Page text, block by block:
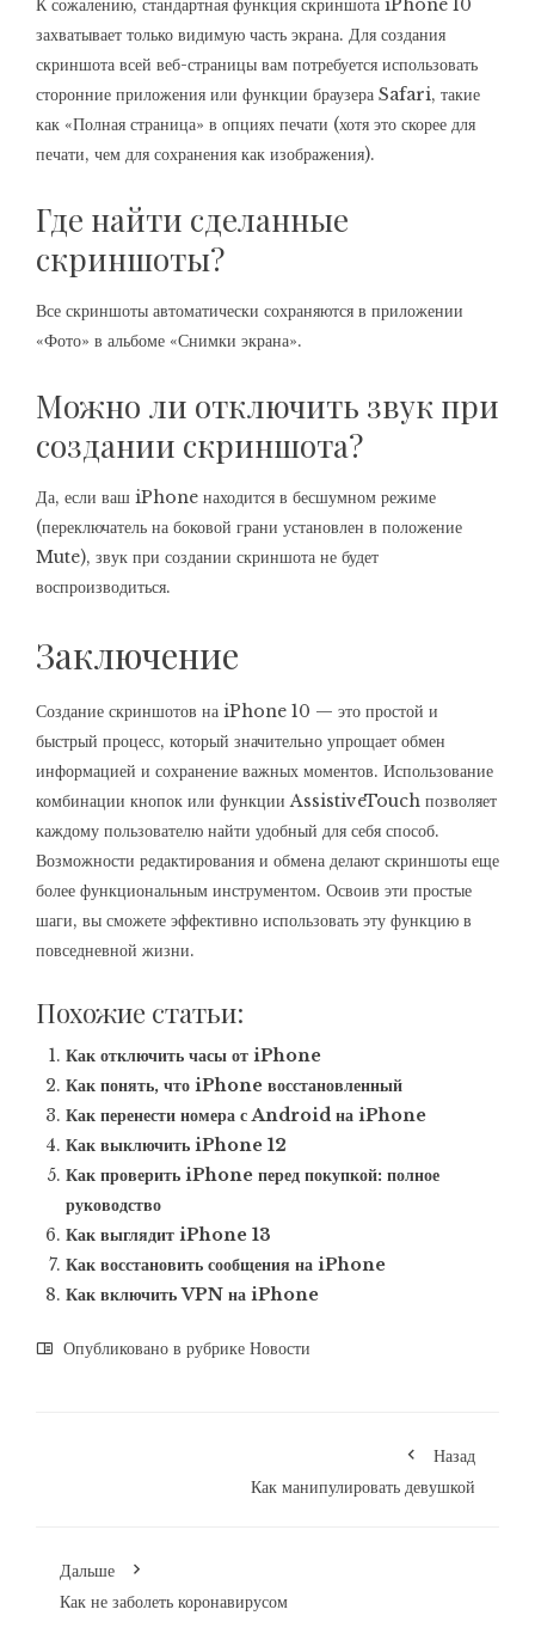
К сожалению, стандартная функция скриншота iPhone 10
захватывает только видимую часть экрана. Для создания
скриншота всей веб-страницы вам потребуется использовать
сторонние приложения или функции браузера Safari, такие
как «Полная страница» в опциях печати (хотя это скорее для
печати, чем для сохранения как изображения).
Где найти сделанные
скриншоты?
Все скриншоты автоматически сохраняются в приложении
«Фото» в альбоме «Снимки экрана».
Можно ли отключить звук при
создании скриншота?
Да, если ваш iPhone находится в бесшумном режиме
(переключатель на боковой грани установлен в положение
Mute), звук при создании скриншота не будет
воспроизводиться.
Заключение
Создание скриншотов на iPhone 10 — это простой и
быстрый процесс, который значительно упрощает обмен
информацией и сохранение важных моментов. Использование
комбинации кнопок или функции AssistiveTouch позволяет
каждому пользователю найти удобный для себя способ.
Возможности редактирования и обмена делают скриншоты еще
более функциональным инструментом. Освоив эти простые
шаги, вы сможете эффективно использовать эту функцию в
повседневной жизни.
Похожие статьи:
Как отключить часы от iPhone
Как понять, что iPhone восстановленный
Как перенести номера с Android на iPhone
Как выключить iPhone 12
Как проверить iPhone перед покупкой: полное
руководство
Как выглядит iPhone 13
Как восстановить сообщения на iPhone
Как включить VPN на iPhone
Опубликовано в рубрике Новости
Назад
Как манипулировать девушкой
Дальше
Как не заболеть коронавирусом